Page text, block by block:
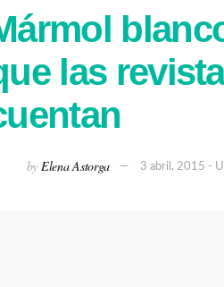
las
by Elena Astorga 3 abril, 2015 -